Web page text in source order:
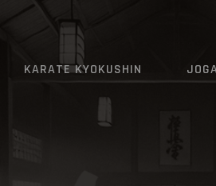
KARATE KYOKUSHIN
AKTUALNOŚCI
O KLUBIE
KARATE KYOKUSHIN
JOGA